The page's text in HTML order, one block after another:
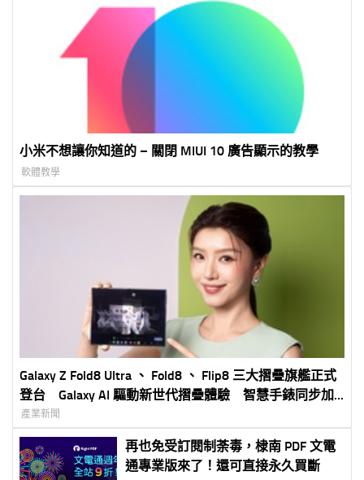
小米不想讓你知道的 – 關閉 MIUI 10 廣告顯示的教學
軟體教學
Galaxy Z Fold8 Ultra 、 Fold8 、 Flip8 三大摺疊旗艦正式
登台 Galaxy AI 驅動新世代摺疊體驗 智慧手錶同步加
入打造完整 Galaxy 生態圈
產業新聞
再也免受訂閱制荼毒，棣南 PDF 文電
通專業版來了！還可直接永久買斷